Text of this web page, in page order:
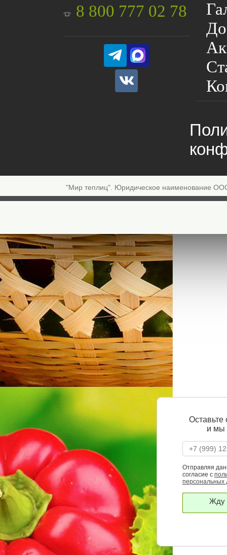
8 800 777 02 78
"Мир теплиц". Юридическое наименование
Оставьте
и мы
Отправляя
согласие с
персональных
Жду